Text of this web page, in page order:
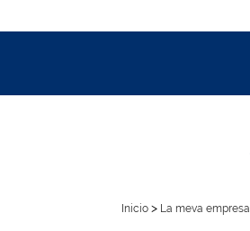
Inicio > La meva empresa